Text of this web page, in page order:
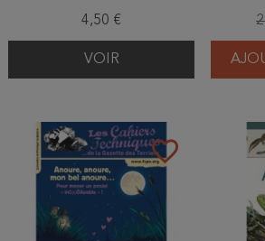
4,50 €
VOIR
favorite_border